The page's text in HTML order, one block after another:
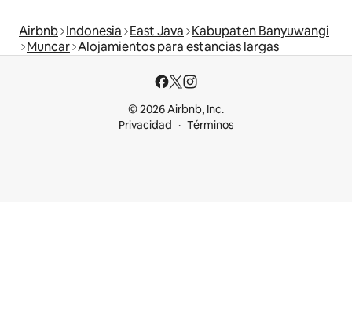
Airbnb Indonesia East Java Kabupaten Banyuwangi
Muncar Alojamientos para estancias largas
© 2026 Airbnb, Inc.
Privacidad
Términos